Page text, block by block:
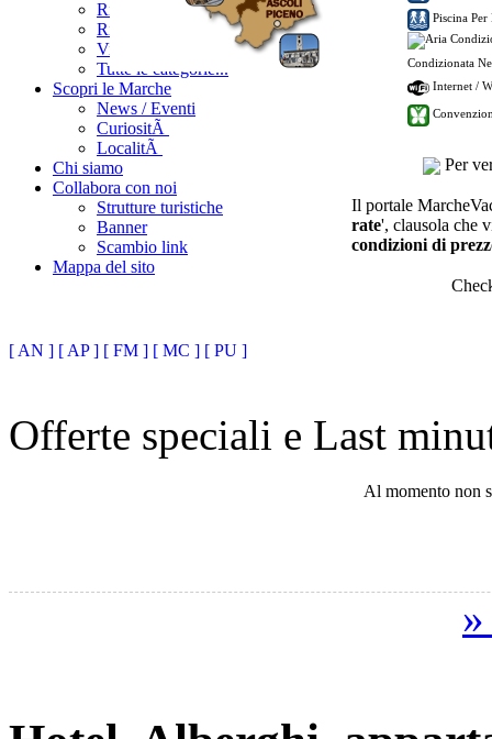
Rifugi
Ristoranti
Villaggi turistici
Tutte le categorie...
Scopri le Marche
News / Eventi
CuriositÃ
LocalitÃ
Chi siamo
Collabora con noi
Strutture turistiche
Banner
Scambio link
Mappa del sito
Piscina
Condizionata
Internet /
Per
Il portale
rate', clausola che
condizioni di
[ AN ] [ AP ] [ FM ] [ MC ] [ PU ]
Offerte speciali e Last
Al momento non